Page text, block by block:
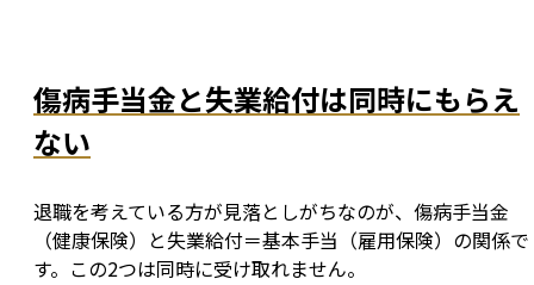
傷病手当金と失業給付は同時にもらえ
ない
退職を考えている方が見落としがちなのが、傷病手当金
（健康保険）と失業給付＝基本手当（雇用保険）の関係で
す。この2つは同時に受け取れません。